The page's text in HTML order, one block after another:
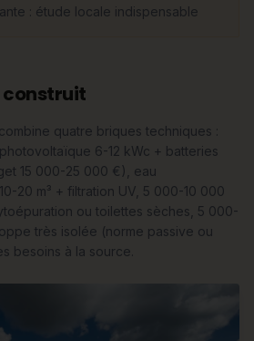
: étude locale indispensable
construit
quatre briques techniques :
6-12 kWc + batteries
15 000-25 000 €), eau
20 m³ + filtration UV, 5 000-10 000
ou toilettes sèches, 5 000-
très isolée (norme passive ou
besoins à la source.